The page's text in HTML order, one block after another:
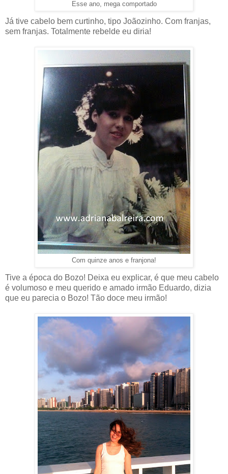
Esse ano, mega comportado
Já tive cabelo bem curtinho, tipo Joãozinho. Com franjas,
sem franjas. Totalmente rebelde eu diria!
Com quinze anos e franjona!
Tive a época do Bozo! Deixa eu explicar, é que meu cabelo
é volumoso e meu querido e amado irmão Eduardo, dizia
que eu parecia o Bozo! Tão doce meu irmão!